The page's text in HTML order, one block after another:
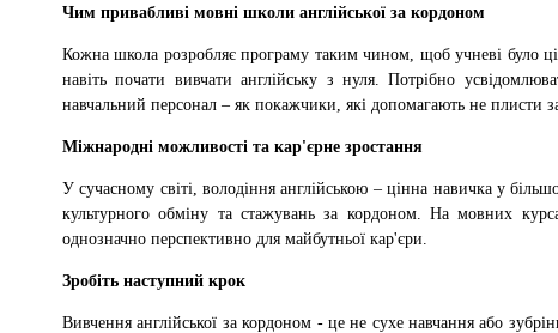
Чим привабливі мовні школи англійської за кордоном
Кожна школа розробляє програму таким чином, щоб учневі було
навіть почати вивчати англійську з нуля. Потрібно
навчальний персонал – як покажчики, які допомагають не плисти
Міжнародні можливості та кар'єрне зростання
У сучасному світі, володіння англійською – цінна навичка у
культурного обміну та стажувань за кордоном. На мовних
однозначно перспективно для майбутньої кар'єри.
Зробіть наступний крок
Вивчення англійської за кордоном - це не сухе навчання або